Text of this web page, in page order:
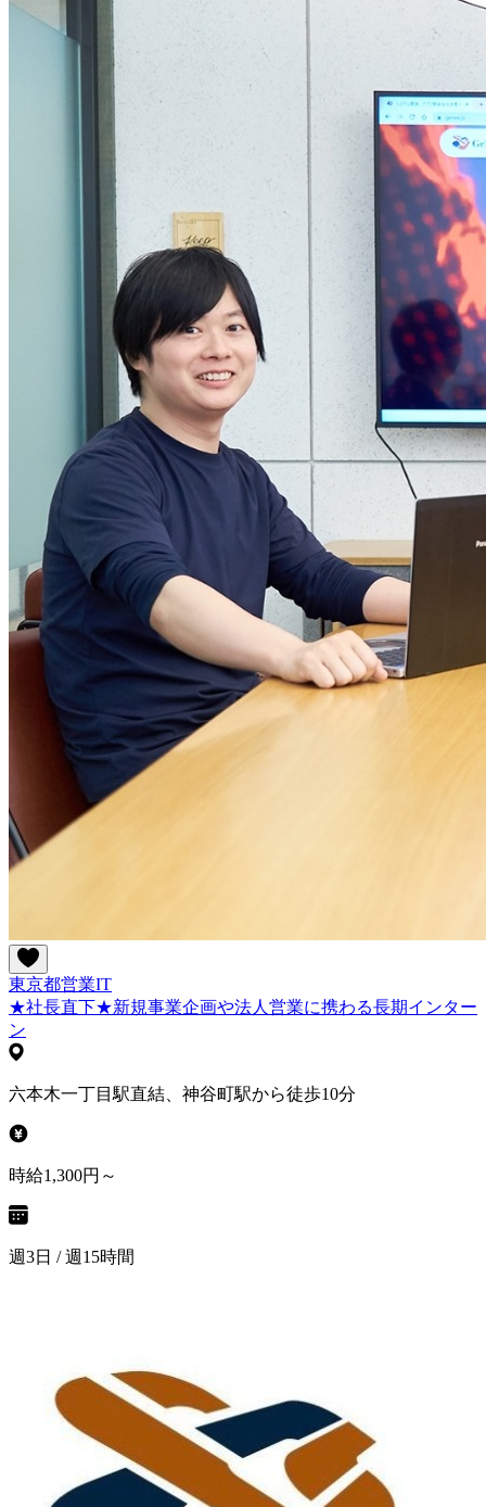
東京都営業IT
★社長直下★新規事業企画や法人営業に携わる長期インター
ン
六本木一丁目駅直結、神谷町駅から徒歩10分
時給1,300円～
週3日 / 週15時間